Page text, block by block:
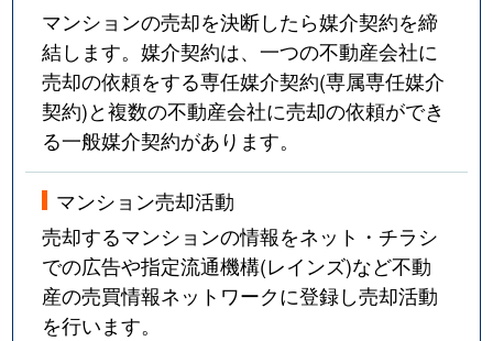
マンションの売却を決断したら媒介契約を締
結します。媒介契約は、一つの不動産会社に
売却の依頼をする専任媒介契約(専属専任媒介
契約)と複数の不動産会社に売却の依頼ができ
る一般媒介契約があります。
マンション売却活動
売却するマンションの情報をネット・チラシ
での広告や指定流通機構(レインズ)など不動
産の売買情報ネットワークに登録し売却活動
を行います。